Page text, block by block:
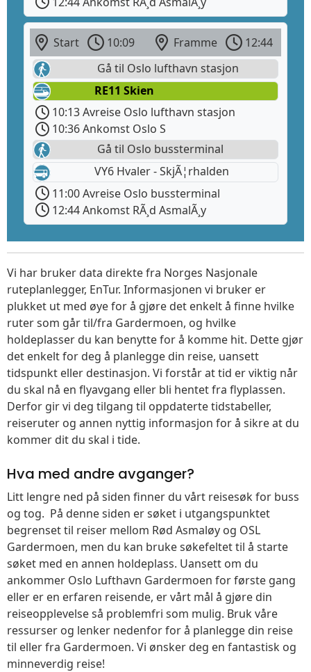
Start 10:09 Framme
12:44
Gå til Oslo lufthavn stasjon
RE11 Skien
10:13 Avreise Oslo lufthavn stasjon
10:36 Ankomst Oslo S
Gå til Oslo bussterminal
VY6 Hvaler - SkjÃ¦rhalden
11:00 Avreise Oslo bussterminal
12:44 Ankomst RÃ¸d AsmalÃ¸y
Vi har bruker data direkte fra Norges Nasjonale
ruteplanlegger, EnTur. Informasjonen vi bruker er
plukket ut med øye for å gjøre det enkelt å finne hvilke
ruter som går til/fra Gardermoen, og hvilke
holdeplasser du kan benytte for å komme hit. Dette gjør
det enkelt for deg å planlegge din reise, uansett
tidspunkt eller destinasjon. Vi forstår at tid er viktig når
du skal nå en flyavgang eller bli hentet fra flyplassen.
Derfor gir vi deg tilgang til oppdaterte tidstabeller,
reiseruter og annen nyttig informasjon for å sikre at du
kommer dit du skal i tide.
Hva med andre avganger?
Litt lengre ned på siden finner du vårt reisesøk for buss
og tog. På denne siden er søket i utgangspunktet
begrenset til reiser mellom Rød Asmaløy og OSL
Gardermoen, men du kan bruke søkefeltet til å starte
søket med en annen holdeplass. Uansett om du
ankommer Oslo Lufthavn Gardermoen for første gang
eller er en erfaren reisende, er vårt mål å gjøre din
reiseopplevelse så problemfri som mulig. Bruk våre
ressurser og lenker nedenfor for å planlegge din reise
til eller fra Gardermoen. Vi ønsker deg en fantastisk og
minneverdig reise!